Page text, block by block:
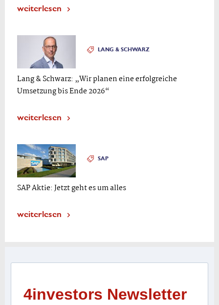
weiterlesen
LANG & SCHWARZ
Lang & Schwarz: „Wir planen eine erfolgreiche
Umsetzung bis Ende 2026“
weiterlesen
SAP
SAP Aktie: Jetzt geht es um alles
weiterlesen
4investors Newsletter